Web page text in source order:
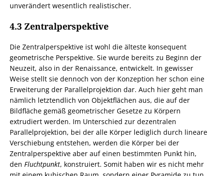
unverändert wesentlich realistischer.
4.3 Zentralperspektive
Die Zentralperspektive ist wohl die älteste konsequent
geometrische Perspektive. Sie wurde bereits zu Beginn der
Neuzeit, also in der Renaissance, entwickelt. In gewisser
Weise stellt sie dennoch von der Konzeption her schon eine
Erweiterung der Parallelprojektion dar. Auch hier geht man
nämlich letztendlich von Objektflächen aus, die auf der
Bildfläche gemäß geometrischer Gesetze zu Körpern
extrudiert werden. Im Unterschied zur dezentralen
Parallelprojektion, bei der alle Körper lediglich durch lineare
Verschiebung entstehen, werden die Körper bei der
Zentralperspektive aber auf einen bestimmten Punkt hin,
den Fluchtpunkt, konstruiert. Somit haben wir es nicht mehr